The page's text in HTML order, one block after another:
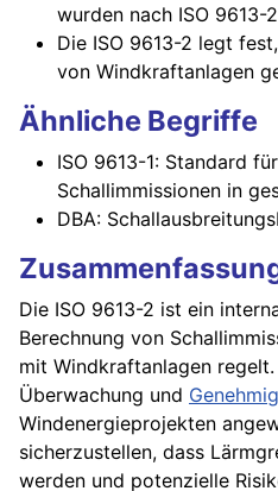
wurden nach ISO 9613-
Die ISO 9613-2 legt
von Windkraftanlagen
Ähnliche Begriffe
ISO 9613-1: Standard
Schallimmissionen in
DBA:
Die ISO 9613-2 ist ein
Berechnung von
mit Windkraftanlagen
Überwachung und
Windenergieprojekten
sicherzustellen, dass
werden und potenzielle